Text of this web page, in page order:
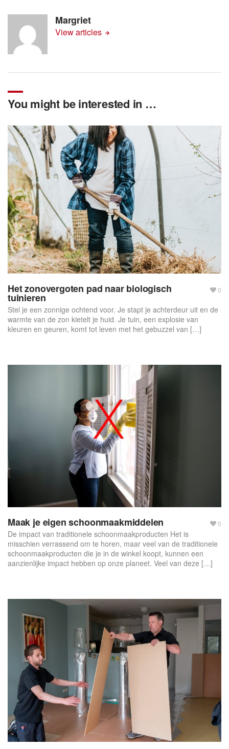
Margriet
View articles
You might be interested in …
Het zonovergoten pad naar biologisch
tuinieren
Stel je een zonnige ochtend voor. Je stapt je achterdeur uit en de
warmte van de zon kietelt je huid. Je tuin, een explosie van
kleuren en geuren, komt tot leven met het gebuzzel van […]
0
Maak je eigen schoonmaakmiddelen
De impact van traditionele schoonmaakproducten Het is
misschien verrassend om te horen, maar veel van de traditionele
schoonmaakproducten die je in de winkel koopt, kunnen een
aanzienlijke impact hebben op onze planeet. Veel van deze […]
0